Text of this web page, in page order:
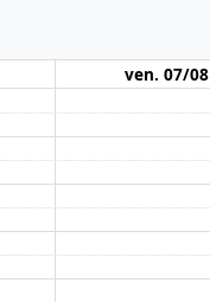
ven. 07/08